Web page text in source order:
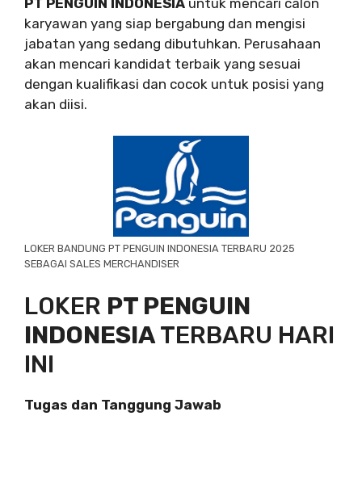
PT PENGUIN INDONESIA untuk mencari calon
karyawan yang siap bergabung dan mengisi
jabatan yang sedang dibutuhkan. Perusahaan
akan mencari kandidat terbaik yang sesuai
dengan kualifikasi dan cocok untuk posisi yang
akan diisi.
LOKER BANDUNG PT PENGUIN INDONESIA TERBARU 2025
SEBAGAI SALES MERCHANDISER
LOKER PT PENGUIN
INDONESIATERBARU HARI
INI
Tugas dan Tanggung Jawab